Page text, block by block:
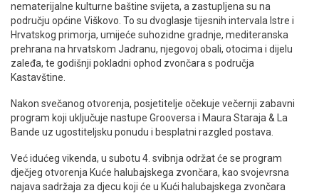
nematerijalne kulturne baštine svijeta, a zastupljena su na
području općine Viškovo. To su dvoglasje tijesnih intervala Istre i
Hrvatskog primorja, umijeće suhozidne gradnje, mediteranska
prehrana na hrvatskom Jadranu, njegovoj obali, otocima i dijelu
zaleđa, te godišnji pokladni ophod zvončara s područja
Kastavštine.
Nakon svečanog otvorenja, posjetitelje očekuje večernji zabavni
program koji uključuje nastupe Grooversa i Maura Staraja & La
Bande uz ugostiteljsku ponudu i besplatni razgled postava.
Već idućeg vikenda, u subotu 4. svibnja održat će se program
dječjeg otvorenja Kuće halubajskega zvončara, kao svojevrsna
najava sadržaja za djecu koji će u Kući halubajskega zvončara